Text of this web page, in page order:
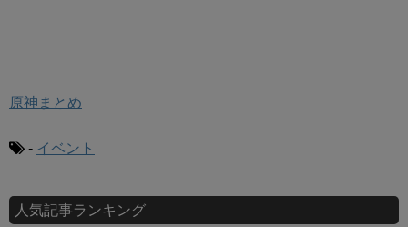
原神まとめ
- イベント
人気記事ランキング